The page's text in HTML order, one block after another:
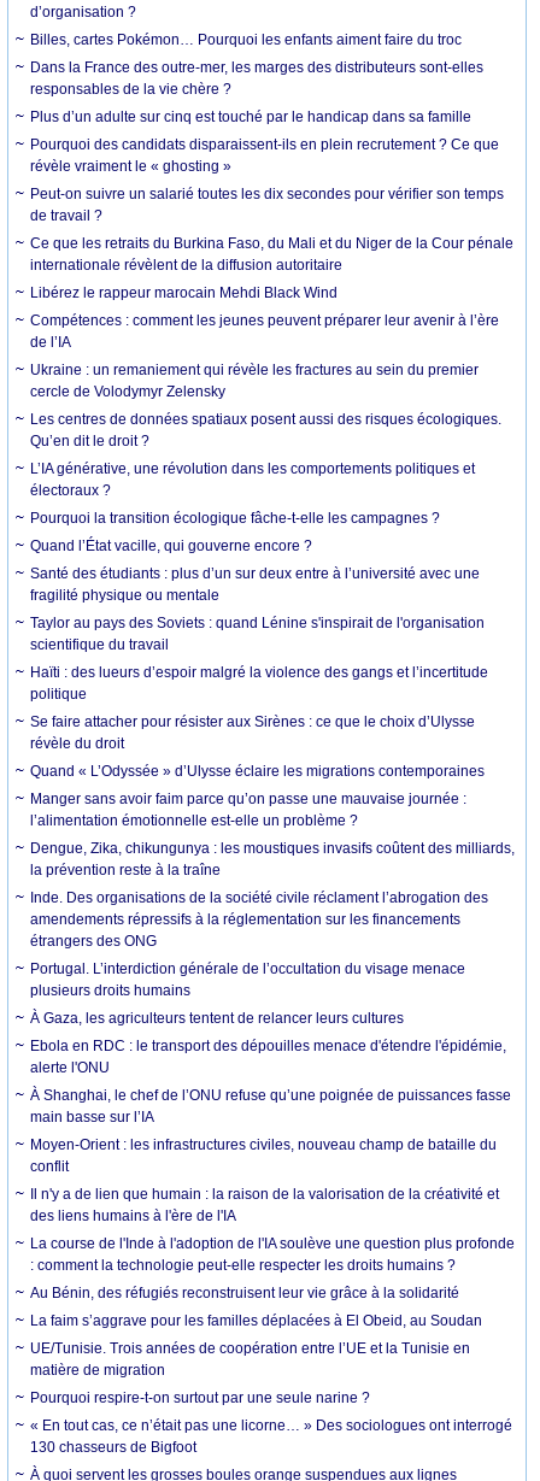
d’organisation ?
Billes, cartes Pokémon… Pourquoi les enfants aiment faire du troc
Dans la France des outre-mer, les marges des distributeurs sont-elles
responsables de la vie chère ?
Plus d’un adulte sur cinq est touché par le handicap dans sa famille
Pourquoi des candidats disparaissent-ils en plein recrutement ? Ce que
révèle vraiment le « ghosting »
Peut-on suivre un salarié toutes les dix secondes pour vérifier son temps
de travail ?
Ce que les retraits du Burkina Faso, du Mali et du Niger de la Cour pénale
internationale révèlent de la diffusion autoritaire
Libérez le rappeur marocain Mehdi Black Wind
Compétences : comment les jeunes peuvent préparer leur avenir à l’ère
de l’IA
Ukraine : un remaniement qui révèle les fractures au sein du premier
cercle de Volodymyr Zelensky
Les centres de données spatiaux posent aussi des risques écologiques.
Qu’en dit le droit ?
L’IA générative, une révolution dans les comportements politiques et
électoraux ?
Pourquoi la transition écologique fâche-t-elle les campagnes ?
Quand l’État vacille, qui gouverne encore ?
Santé des étudiants : plus d’un sur deux entre à l’université avec une
fragilité physique ou mentale
Taylor au pays des Soviets : quand Lénine s'inspirait de l'organisation
scientifique du travail
Haïti : des lueurs d’espoir malgré la violence des gangs et l’incertitude
politique
Se faire attacher pour résister aux Sirènes : ce que le choix d’Ulysse
révèle du droit
Quand « L’Odyssée » d’Ulysse éclaire les migrations contemporaines
Manger sans avoir faim parce qu’on passe une mauvaise journée :
l’alimentation émotionnelle est-elle un problème ?
Dengue, Zika, chikungunya : les moustiques invasifs coûtent des milliards,
la prévention reste à la traîne
Inde. Des organisations de la société civile réclament l’abrogation des
amendements répressifs à la réglementation sur les financements
étrangers des ONG
Portugal. L’interdiction générale de l’occultation du visage menace
plusieurs droits humains
À Gaza, les agriculteurs tentent de relancer leurs cultures
Ebola en RDC : le transport des dépouilles menace d'étendre l'épidémie,
alerte l'ONU
À Shanghai, le chef de l’ONU refuse qu’une poignée de puissances fasse
main basse sur l’IA
Moyen-Orient : les infrastructures civiles, nouveau champ de bataille du
conflit
Il n'y a de lien que humain : la raison de la valorisation de la créativité et
des liens humains à l'ère de l'IA
La course de l'Inde à l'adoption de l'IA soulève une question plus profonde
: comment la technologie peut-elle respecter les droits humains ?
Au Bénin, des réfugiés reconstruisent leur vie grâce à la solidarité
La faim s’aggrave pour les familles déplacées à El Obeid, au Soudan
UE/Tunisie. Trois années de coopération entre l’UE et la Tunisie en
matière de migration
Pourquoi respire-t-on surtout par une seule narine ?
« En tout cas, ce n’était pas une licorne… » Des sociologues ont interrogé
130 chasseurs de Bigfoot
À quoi servent les grosses boules orange suspendues aux lignes